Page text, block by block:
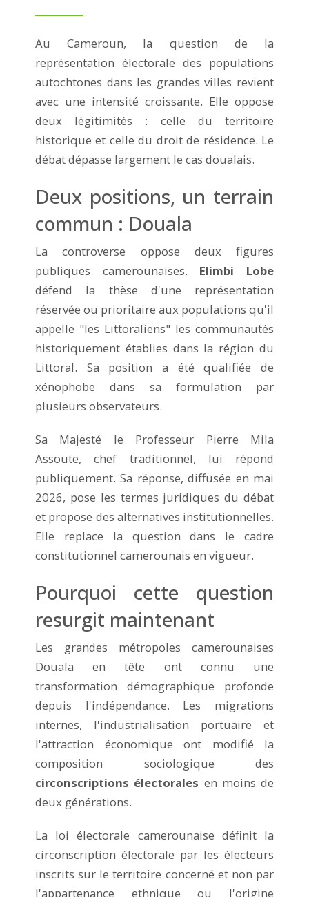
Au Cameroun, la question de la
représentation électorale des populations
autochtones dans les grandes villes revient
avec une intensité croissante. Elle oppose
deux légitimités : celle du territoire
historique et celle du droit de résidence. Le
débat dépasse largement le cas doualais.
Deux positions, un terrain
commun : Douala
La controverse oppose deux figures
publiques camerounaises. Elimbi Lobe
défend la thèse d'une représentation
réservée ou prioritaire aux populations qu'il
appelle "les Littoraliens" les communautés
historiquement établies dans la région du
Littoral. Sa position a été qualifiée de
xénophobe dans sa formulation par
plusieurs observateurs.
Sa Majesté le Professeur Pierre Mila
Assoute, chef traditionnel, lui répond
publiquement. Sa réponse, diffusée en mai
2026, pose les termes juridiques du débat
et propose des alternatives institutionnelles.
Elle replace la question dans le cadre
constitutionnel camerounais en vigueur.
Pourquoi cette question
resurgit maintenant
Les grandes métropoles camerounaises
Douala en tête ont connu une
transformation démographique profonde
depuis l'indépendance. Les migrations
internes, l'industrialisation portuaire et
l'attraction économique ont modifié la
composition sociologique des
circonscriptions électorales en moins de
deux générations.
La loi électorale camerounaise définit la
circonscription électorale par les électeurs
inscrits sur le territoire concerné et non par
l'appartenance ethnique ou l'origine